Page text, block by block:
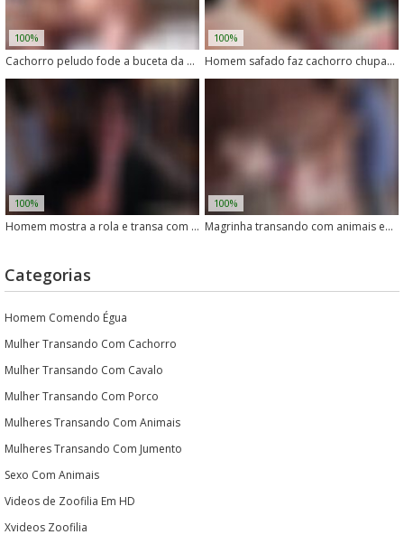
100%
Cachorro peludo fode a buceta da dona sem dó
100%
Homem safado faz cachorro chupar seu pau
100%
Homem mostra a rola e transa com animais selvagens
100%
Magrinha transando com animais em vídeo quente
Categorias
Homem Comendo Égua
Mulher Transando Com Cachorro
Mulher Transando Com Cavalo
Mulher Transando Com Porco
Mulheres Transando Com Animais
Mulheres Transando Com Jumento
Sexo Com Animais
Videos de Zoofilia Em HD
Xvideos Zoofilia